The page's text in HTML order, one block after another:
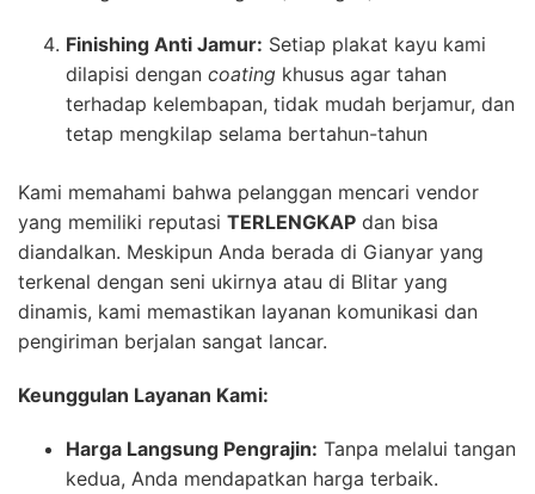
Finishing Anti Jamur: Setiap plakat kayu kami
dilapisi dengan coating khusus agar tahan
terhadap kelembapan, tidak mudah berjamur, dan
tetap mengkilap selama bertahun-tahun
Kami memahami bahwa pelanggan mencari vendor
yang memiliki reputasi TERLENGKAP dan bisa
diandalkan. Meskipun Anda berada di Gianyar yang
terkenal dengan seni ukirnya atau di Blitar yang
dinamis, kami memastikan layanan komunikasi dan
pengiriman berjalan sangat lancar.
Keunggulan Layanan Kami:
Harga Langsung Pengrajin: Tanpa melalui tangan
kedua, Anda mendapatkan harga terbaik.